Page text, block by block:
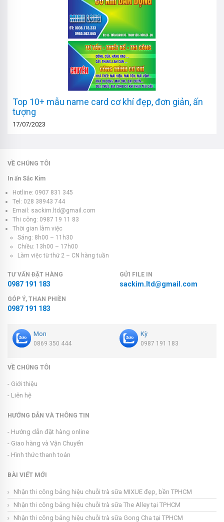
Top 10+ mẫu name card cơ khí đẹp, đơn giản, ấn
tượng
17/07/2023
VỀ CHÚNG TÔI
In ấn Sắc Kim
Hotline: 0907 831 345
Tel: 028 38943 744
Email: sackim.ltd@gmail.com
Thi công: 0987 19 11 83
Thời gian làm việc
Sáng: 8h00 – 11h30
Chiều: 13h00 – 17h00
Làm việc từ thứ 2 – CN hàng tuần
TƯ VẤN ĐẶT HÀNG
0987 191 183
GỬI FILE IN
sackim.ltd@gmail.com
GÓP Ý, THAN PHIỀN
0987 191 183
Mon
0869 350 444
Kỳ
0987 191 183
VỀ CHÚNG TÔI
- Giới thiệu
- Liên hệ
HƯỚNG DẪN VÀ THÔNG TIN
- Hướng dẫn đặt hàng online
- Giao hàng và Vận Chuyển
- Hình thức thanh toán
BÀI VIẾT MỚI
Nhận thi công bảng hiệu chuỗi trà sữa MIXUE đẹp, bền TPHCM
Nhận thi công bảng hiệu chuỗi trà sữa The Alley tại TPHCM
Nhận thi công bảng hiệu chuỗi trà sữa Gong Cha tại TPHCM